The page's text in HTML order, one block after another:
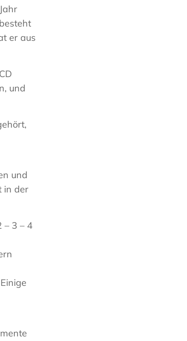
er aus
und
und
in der
– 3 – 4